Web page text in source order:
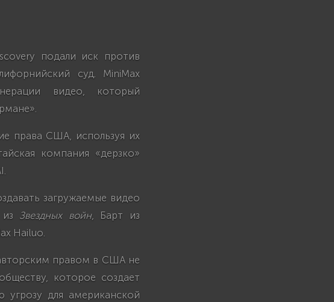
подали иск против
суд. MiniMax
видео, который
права США, используя их
компания «дерзко»
загружаемые видео
Звездных войн, Барт из
Hailuo.
правом в США не
которое создает
для американской